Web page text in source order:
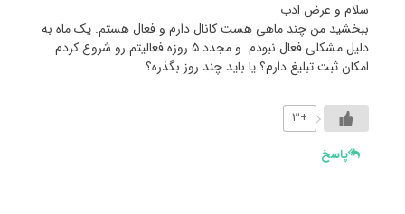
سلام و عرض ادب
ببخشید من چند ماهی هست کانال دارم و فعال هستم. یک ماه به
دلیل مشکلی فعال نبودم. و مجدد ۵ روزه فعالیتم رو شروع کردم.
امکان ثبت تبلیغ دارم؟ یا باید چند روز بگذره؟
+۳
پاسخ